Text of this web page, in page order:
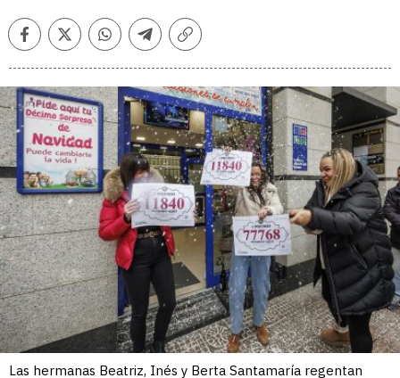
FacebookTwitterWhatsappTelegramCopiar
Las hermanas Beatriz, Inés y Berta Santamaría regentan